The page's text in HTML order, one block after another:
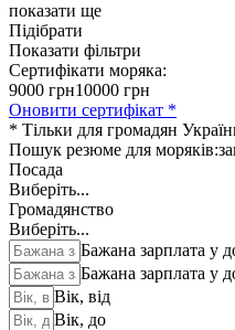
показати ще
Підібрати
Показати фільтри
Сертифікати моряка:
9000 грн10000 грн
Оновити сертифікат *
* Тільки для громадян
Пошук резюме для моряків:
Посада
Виберіть...
Громадянство
Виберіть...
Бажана зарплата у
Бажана зарплата у
Вік, від
Вік, до